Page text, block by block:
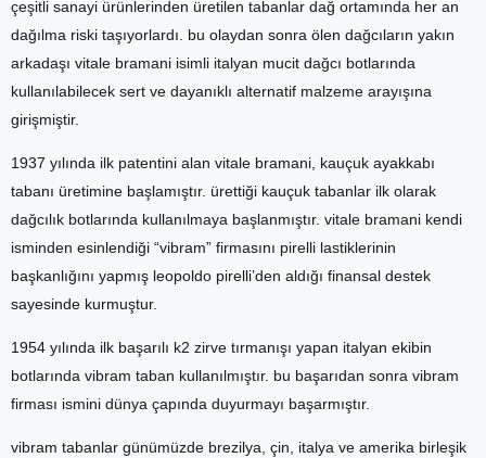
çeşitli sanayi ürünlerinden üretilen tabanlar dağ ortamında her an
dağılma riski taşıyorlardı. bu olaydan sonra ölen dağcıların yakın
arkadaşı vitale bramani isimli italyan mucit dağcı botlarında
kullanılabilecek sert ve dayanıklı alternatif malzeme arayışına
girişmiştir.
1937 yılında ilk patentini alan vitale bramani, kauçuk ayakkabı
tabanı üretimine başlamıştır. ürettiği kauçuk tabanlar ilk olarak
dağcılık botlarında kullanılmaya başlanmıştır. vitale bramani kendi
isminden esinlendiği “vibram” firmasını pirelli lastiklerinin
başkanlığını yapmış leopoldo pirelli’den aldığı finansal destek
sayesinde kurmuştur.
1954 yılında ilk başarılı k2 zirve tırmanışı yapan italyan ekibin
botlarında vibram taban kullanılmıştır. bu başarıdan sonra vibram
firması ismini dünya çapında duyurmayı başarmıştır.
vibram tabanlar günümüzde brezilya, çin, italya ve amerika birleşik